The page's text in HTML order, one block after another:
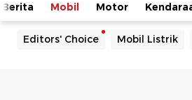
Berita Mobil Motor
Editors' Choice Mobil Listrik